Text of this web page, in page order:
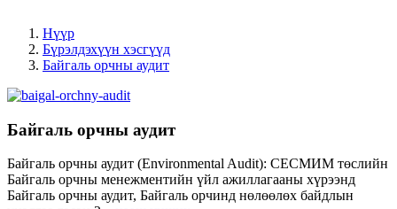
Нүүр
Бүрэлдэхүүн хэсгүүд
Байгаль орчны аудит
Байгаль орчны аудит
Байгаль орчны аудит (Environmental Audit): СЕСМИМ төслийн
Байгаль орчны менежментийн үйл ажиллагааны хүрээнд
Байгаль орчны аудит, Байгаль орчинд нөлөөлөх байдлын